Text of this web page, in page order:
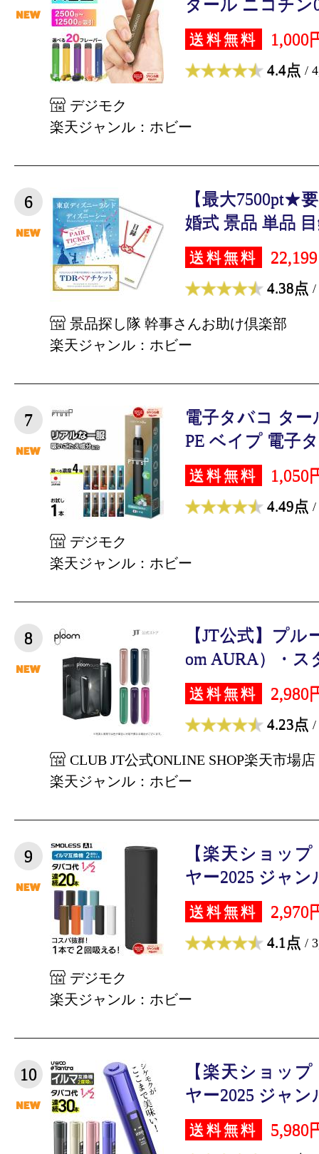
タール ニコチン
送料無料 1,000
4.4点 /
デジモク
楽天ジャンル：ホビー
6
【最大7500pt★
婚式 景品 単品
送料無料
4.38点 /
景品探し隊 幹事さんお助け倶楽部
楽天ジャンル：ホビー
7
電子タバコ ター
PE ベイプ 電子
送料無料 1,050
4.49点 /
デジモク
楽天ジャンル：ホビー
8
【JT公式】プル
om AURA）・ス
送料無料 2,980
4.23点 /
CLUB JT公式ONLINE SHOP楽天市場店
楽天ジャンル：ホビー
9
【楽天ショッ
ヤー2025 ジャン
送料無料 2,970
4.1点 /
デジモク
楽天ジャンル：ホビー
10
【楽天ショッ
ヤー2025 ジャン
送料無料 5,980